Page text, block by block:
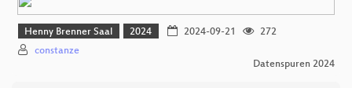
Henny Brenner Saal 2024 2024-09-21
272
constanze
Datenspuren 2024